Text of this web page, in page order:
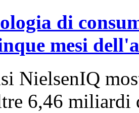
di
mesi
NielsenIQ
6,46